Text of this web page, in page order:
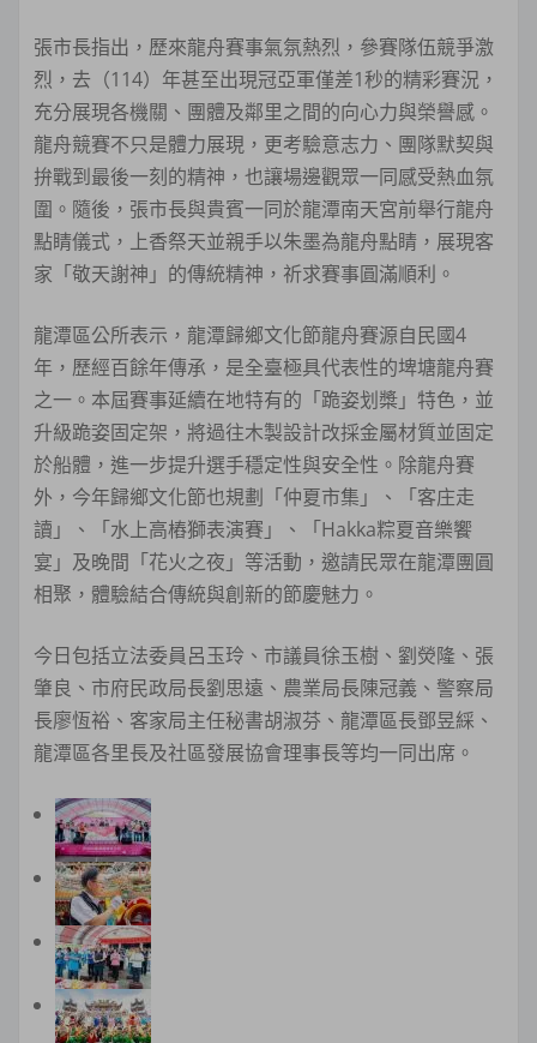
張市長指出，歷來龍舟賽事氣氛熱烈，參賽隊伍競爭激
烈，去（114）年甚至出現冠亞軍僅差1秒的精彩賽況，
充分展現各機關、團體及鄰里之間的向心力與榮譽感。
龍舟競賽不只是體力展現，更考驗意志力、團隊默契與
拚戰到最後一刻的精神，也讓場邊觀眾一同感受熱血氛
圍。隨後，張市長與貴賓一同於龍潭南天宮前舉行龍舟
點睛儀式，上香祭天並親手以朱墨為龍舟點睛，展現客
家「敬天謝神」的傳統精神，祈求賽事圓滿順利。
龍潭區公所表示，龍潭歸鄉文化節龍舟賽源自民國4
年，歷經百餘年傳承，是全臺極具代表性的埤塘龍舟賽
之一。本屆賽事延續在地特有的「跪姿划槳」特色，並
升級跪姿固定架，將過往木製設計改採金屬材質並固定
於船體，進一步提升選手穩定性與安全性。除龍舟賽
外，今年歸鄉文化節也規劃「仲夏市集」、「客庄走
讀」、「水上高樁獅表演賽」、「Hakka粽夏音樂饗
宴」及晚間「花火之夜」等活動，邀請民眾在龍潭團圓
相聚，體驗結合傳統與創新的節慶魅力。
今日包括立法委員呂玉玲、市議員徐玉樹、劉熒隆、張
肇良、市府民政局長劉思遠、農業局長陳冠義、警察局
長廖恆裕、客家局主任秘書胡淑芬、龍潭區長鄧昱綵、
龍潭區各里長及社區發展協會理事長等均一同出席。